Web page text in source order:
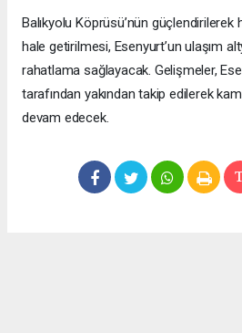
Balıkyolu Köprüsü’nün güçlendirilerek
hale getirilmesi, Esenyurt’un ulaşım
rahatlama sağlayacak. Gelişmeler,
tarafından yakından takip edilerek
devam edecek.